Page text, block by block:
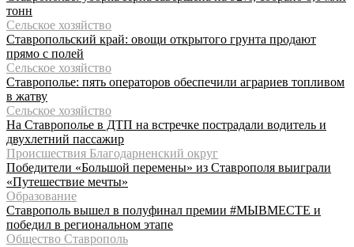
тонн
Сельское хозяйство
Ставропольский край: овощи открытого грунта продают
прямо с полей
Сельское хозяйство
Ставрополье: пять операторов обеспечили аграриев топливом
в жатву
Сельское хозяйство
На Ставрополье в ДТП на встречке пострадали водитель и
двухлетний пассажир
Происшествия Благодарненский округ
Победители «Большой перемены» из Ставрополя выиграли
«Путешествие мечты»
Образование
Ставрополь вышел в полуфинал премии #МЫВМЕСТЕ и
победил в региональном этапе
Общество Ставрополь